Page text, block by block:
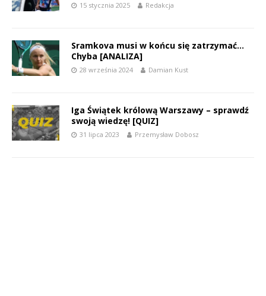
15 stycznia 2025 Redakcja
Sramkova musi w końcu się zatrzymać…
Chyba [ANALIZA]
28 września 2024 Damian Kust
Iga Świątek królową Warszawy – sprawdź
swoją wiedzę! [QUIZ]
31 lipca 2023 Przemysław Dobosz